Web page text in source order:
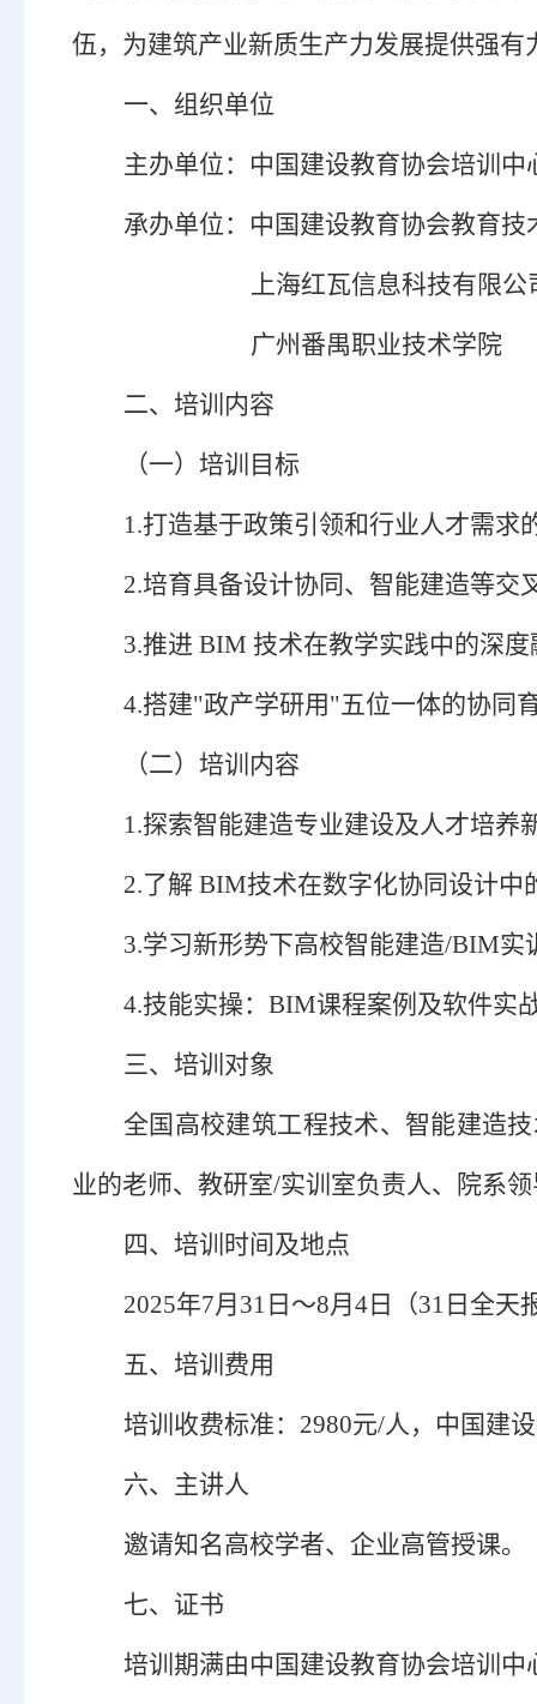
伍，为建筑产业新质生产力发展提供强
一、组织单位
主办单位：中国建设教育协会培训中
承办单位：中国建设教育协会教育技
上海红瓦信息科技有限公
广州番禺职业技术学院
二、培训内容
（一）培训目标
1.打造基于政策引领和行业人才需求
2.培育具备设计协同、 智能建造等交
3.推进 BIM 技术在教学实践中的深度
4.搭建"政产学研用"五位一体的协同
（二）培训内容
1.探索智能建造专业建设及人才培养
2.了解 BIM技术在数字化协同设计中
3.学习新形势下高校智能建造/BIM
4.技能实操：BIM课程案例及软件实
三、培训对象
全国高校建筑工程技术、智能建造
业的老师、教研室/实训室负责人、院系
四、培训时间及地点
2025年7月 31 日～8月 4 日（31 日全天
五、培训费用
培训 收费标准： 2980元/人，中国建
六、主讲人
邀请知名高校学者、企业高管授课。
七、证书
培训期满由中国建设教育协会培训